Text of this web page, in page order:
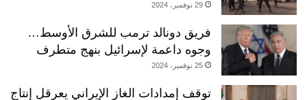
29 نوفمبر، 2024
فريق دونالد ترمب للشرق الأوسط…
وجوه داعمة لإسرائيل بنهج متطرف
25 نوفمبر، 2024
توقف إمدادات الغاز الإيراني يعرقل إنتاج